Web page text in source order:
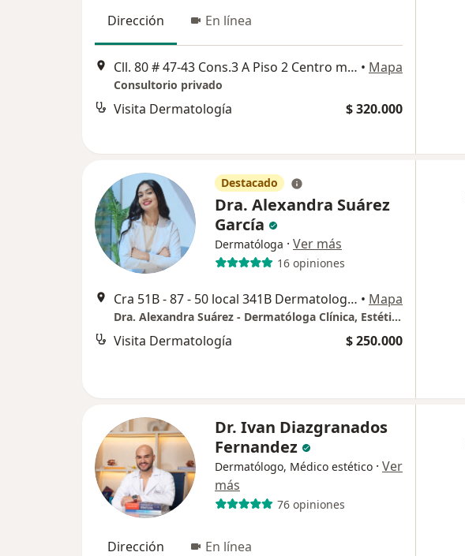
Dirección En línea
Cll. 80 # 47-43 Cons.3 A Piso 2 Centro medico Gemell, Barranquilla • Mapa
Consultorio privado
Visita Dermatología $ 320.000
Destacado
Dra. Alexandra Suárez
García
Dermatóloga · Ver más
16 opiniones
Cra 51B - 87 - 50 local 341B Dermatología Francesa, Barranquilla • Mapa
Dra. Alexandra Suárez - Dermatóloga Clínica, Estética y Tricología
Visita Dermatología $ 250.000
Dr. Ivan Diazgranados
Fernandez
Dermatólogo, Médico estético · Ver
más
76 opiniones
Dirección En línea